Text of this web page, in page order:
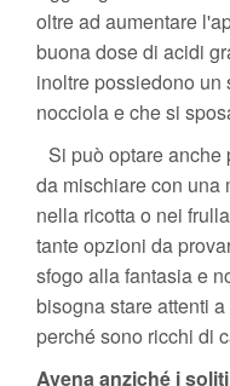
oltre ad aumentare
buona dose di acidi
inoltre possiedono
nocciola e che si
Si può optare
da mischiare con una
nella ricotta o nei
tante opzioni da
sfogo alla fantasia e
bisogna stare attenti
perché sono ricchi di
Avena anziché i